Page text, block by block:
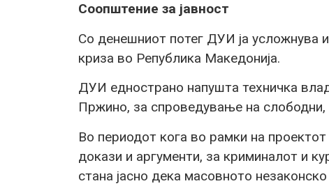
Соопштение за јавност
Со денешниот потег ДУИ ја усложнува
криза во Република Македонија.
ДУИ еднострано напушта техничка
Пржино, за спроведување на
Во периодот кога во рамки на
докази и аргументи, за криминалот и
стана јасно дека масовното